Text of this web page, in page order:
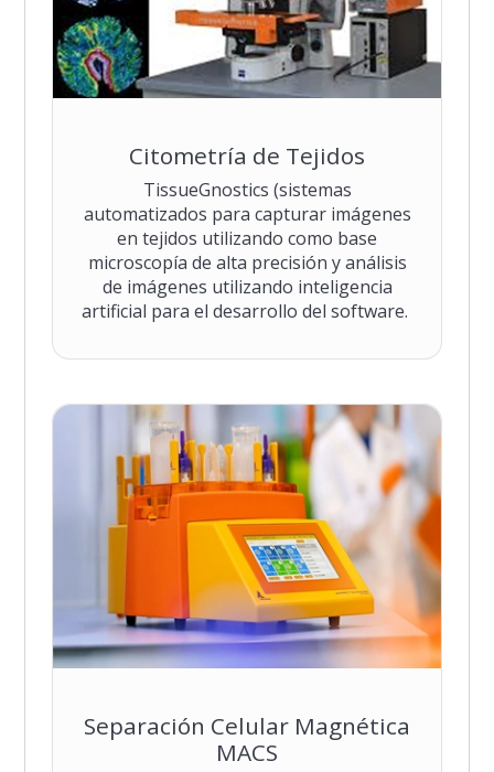
Citometría de Tejidos
TissueGnostics (sistemas
automatizados para capturar imágenes
en tejidos utilizando como base
microscopía de alta precisión y análisis
de imágenes utilizando inteligencia
artificial para el desarrollo del software.
Separación Celular Magnética
MACS